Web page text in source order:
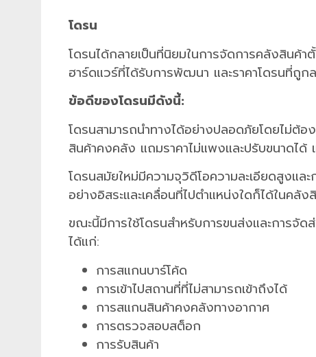
โดรน
โดรนได้กลายเป็นที่นิยมในการจัดการคลังสิน
ฮาร์ดแวร์ที่ได้รับการพัฒนา และราคาโดรนที่ถูก
ข้อดีของโดรนมีดังนี้:
โดรนสามารถนำทางได้อย่างปลอดภัยโดยไม่ต้อ
สินค้าคงคลัง แถมราคาไม่แพงและปรับขนาดได้
โดรนสมัยใหม่มีความจุวิดีโอความละเอียดสูงแล
อย่างอิสระและเคลื่อนที่ไปตำแหน่งใดก็ได้ในคลัง
ขณะนี้มีการใช้โดรนสำหรับการขนส่งและการจัด
ได้แก่:
การสแกนบาร์โค้ด
การเข้าไปสถานที่ที่ไม่สามารถเข้าถึงได้
การสแกนสินค้าคงคลังทางอากาศ
การตรวจสอบสต็อก
การรับสินค้า